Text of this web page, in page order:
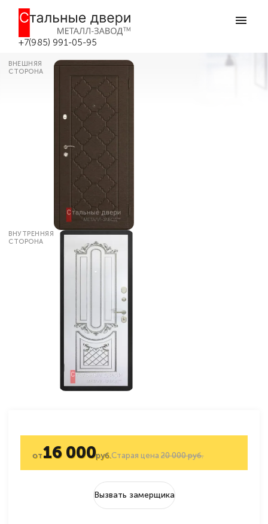
+7(985) 991-05-95
Дверь наружная металлическая
утепленная №55 в Боровске
ВНЕШНЯЯ
СТОРОНА
ВНУТРЕННЯЯ
СТОРОНА
Старая цена20 000 руб.
от16 000руб.
Вызвать замерщика